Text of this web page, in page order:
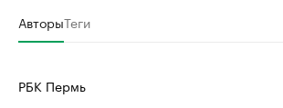
АвторыТеги
РБК Пермь